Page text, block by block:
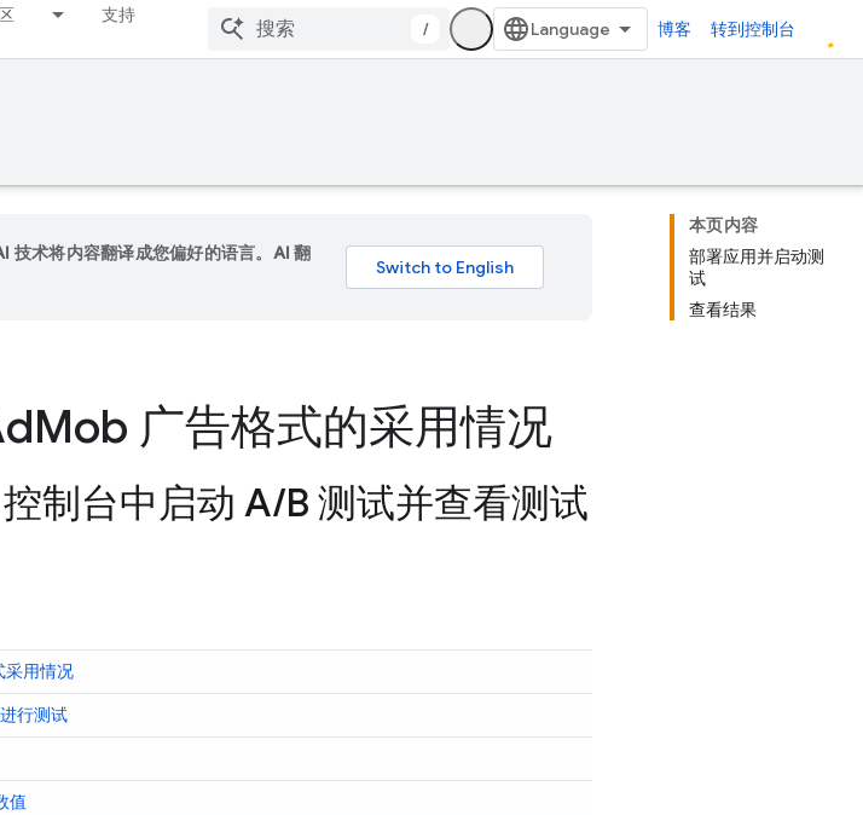
支持
/ 博客 转到控制台
本页内容
部署应用并启动测
试
查看结果
技术将内容翻译成您偏好的语言。AI 翻
Mob 广告格式的采用情况
控制台中启动 A/B 测试并查看测试
采用情况
行测试
值